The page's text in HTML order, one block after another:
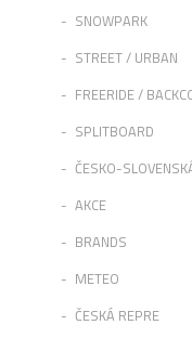
SNOWPARK
STREET / URBAN
FREERIDE /
SPLITBOARD
ČESKO-
AKCE
BRANDS
METEO
ČESKÁ REPRE